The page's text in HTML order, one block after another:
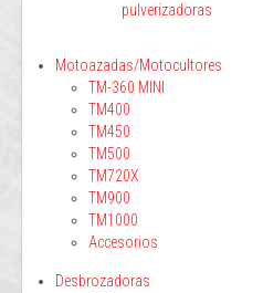
pulverizadoras
Motoazadas/Motocultores
TM-360 MINI
TM400
TM450
TM500
TM720X
TM900
TM1000
Accesorios
Desbrozadoras